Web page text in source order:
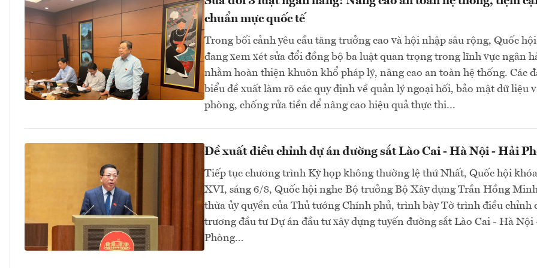
chuẩn mực quốc tế
Trong bối cảnh yêu cầu tăng trưởng cao và hội nhập sâu rộng, Quốc hội
đang xem xét sửa đổi đồng bộ ba luật quan trọng trong lĩnh vực ngân
nhằm hoàn thiện khuôn khổ pháp lý, nâng cao an toàn hệ thống. Các
biểu đề xuất làm rõ các quy định về quản lý ngoại hối, bảo mật dữ liệu
phòng, chống rửa tiền để nâng cao hiệu quả thực thi…
Đề xuất điều chỉnh dự án đường sắt Lào Cai - Hà Nội - Hải
Tiếp tục chương trình Kỳ họp không thường lệ thứ Nhất, Quốc hội khóa
XVI, sáng 6/8, Quốc hội nghe Bộ trưởng Bộ Xây dựng Trần Hồng
thừa ủy quyền của Thủ tướng Chính phủ, trình bày Tờ trình điều chỉnh
trương đầu tư Dự án đầu tư xây dựng tuyến đường sắt Lào Cai - Hà Nội
Phòng...